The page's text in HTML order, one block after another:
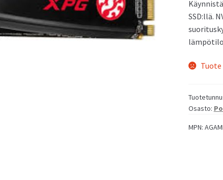
Asus NUC 15 Pro Mini PC
Asus NUC 14 Essential Mini PC
SSD:llä.
Osasto:
MPN: